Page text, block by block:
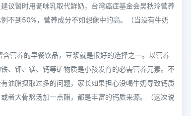
议暂时用调味乳取代鲜奶，台湾癌症基金会吴秋玲营养
不到50%，营养成分不如想像中的高。（当没有牛奶
营养的早餐饮品，豆浆就是很好的选择之一。以营养
、钾、镁、钙等矿物质是小孩发育的必需营养元素。不
油脂摄取过多的问题，家长如果担心没喝牛奶导致钙质
者大骨熬汤加一点醋，都是丰富的钙质来源。（这次说